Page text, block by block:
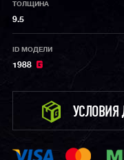
ТОЛЩИНА
9.5
ID МОДЕЛИ
1988
УСЛОВИЯ